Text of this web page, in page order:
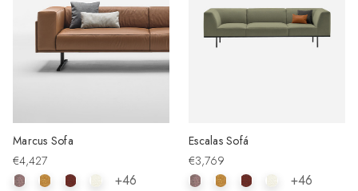
Marcus Sofa
€4,427
+46
Escalas Sofá
€3,769
+46